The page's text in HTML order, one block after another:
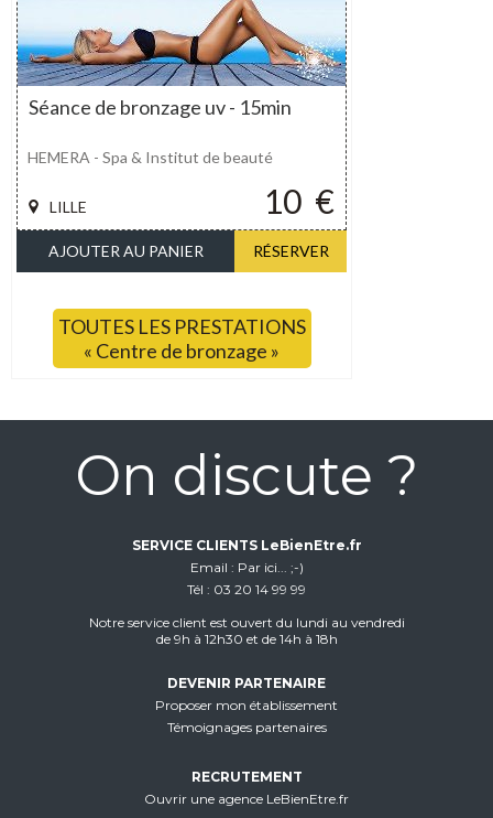
Séance de bronzage uv - 15min
10 €
LILLE
HEMERA - Spa & Institut de beauté
AJOUTER AU PANIER RÉSERVER
TOUTES LES PRESTATIONS
« Centre de bronzage »
On discute ?
SERVICE CLIENTS LeBienEtre.fr
Email
Par ici... ;-)
Tél
03 20 14 99 99
Notre service client est ouvert du lundi au vendredi
de 9h à 12h30 et de 14h à 18h
DEVENIR PARTENAIRE
Proposer mon établissement
Témoignages partenaires
RECRUTEMENT
Ouvrir une agence LeBienEtre.fr